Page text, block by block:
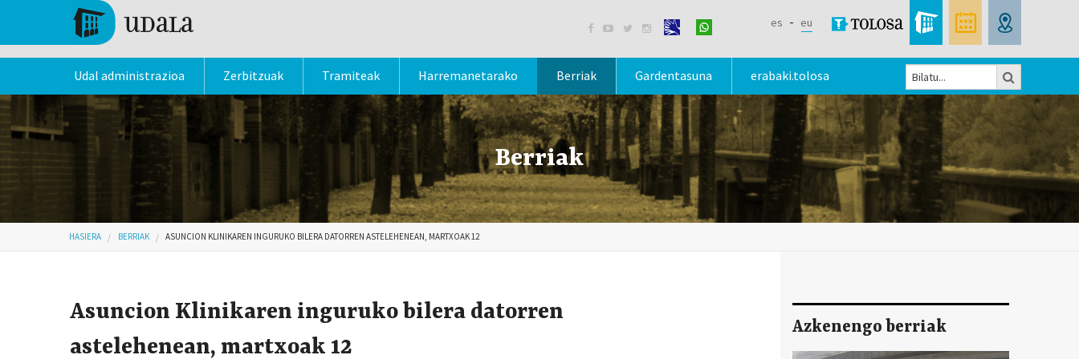
Skip to main content
    es eu
Udal administrazioa Zerbitzuak Tramiteak Harremanetarako Berriak Gardentasuna erabaki.tolosa
Bilaketa
formularioa
Berriak
Hemen zaude
HASIERA BERRIAK ASUNCION KLINIKAREN INGURUKO BILERA DATORREN ASTELEHENEAN, MARTXOAK 12
Asuncion Klinikaren inguruko bilera datorren
astelehenean, martxoak 12
Azkenengo berriak